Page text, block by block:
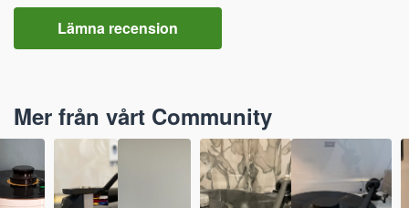
Lämna recension
Mer från vårt Community